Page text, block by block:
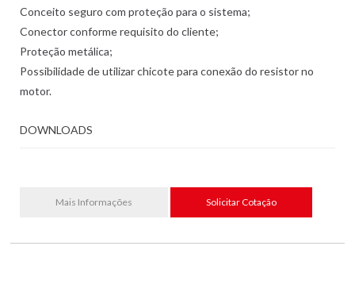
Conceito seguro com proteção para o sistema;
Conector conforme requisito do cliente;
Proteção metálica;
Possibilidade de utilizar chicote para conexão do resistor no
motor.
DOWNLOADS
Mais Informações Solicitar Cotação